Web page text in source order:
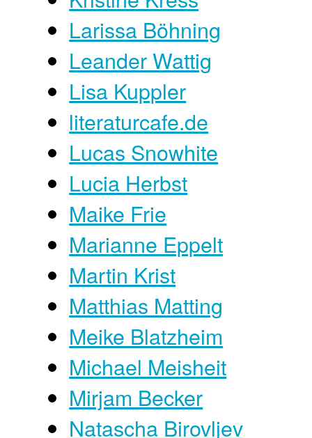
Larissa Böhning
Leander Wattig
Lisa Kuppler
literaturcafe.de
Lucas Snowhite
Lucia Herbst
Maike Frie
Marianne Eppelt
Martin Krist
Matthias Matting
Meike Blatzheim
Michael Meisheit
Mirjam Becker
Natascha Birovljev